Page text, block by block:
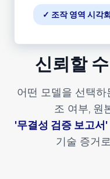
✓ 조작 영역 시각
신뢰할
어떤 모델을 선택하
조 여부, 원
'무결성 검증 보고서'
기술 증거